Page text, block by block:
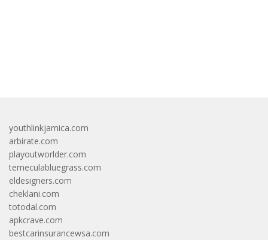
youthlinkjamica.com
arbirate.com
playoutworlder.com
temeculabluegrass.com
eldesigners.com
cheklani.com
totodal.com
apkcrave.com
bestcarinsurancewsa.com